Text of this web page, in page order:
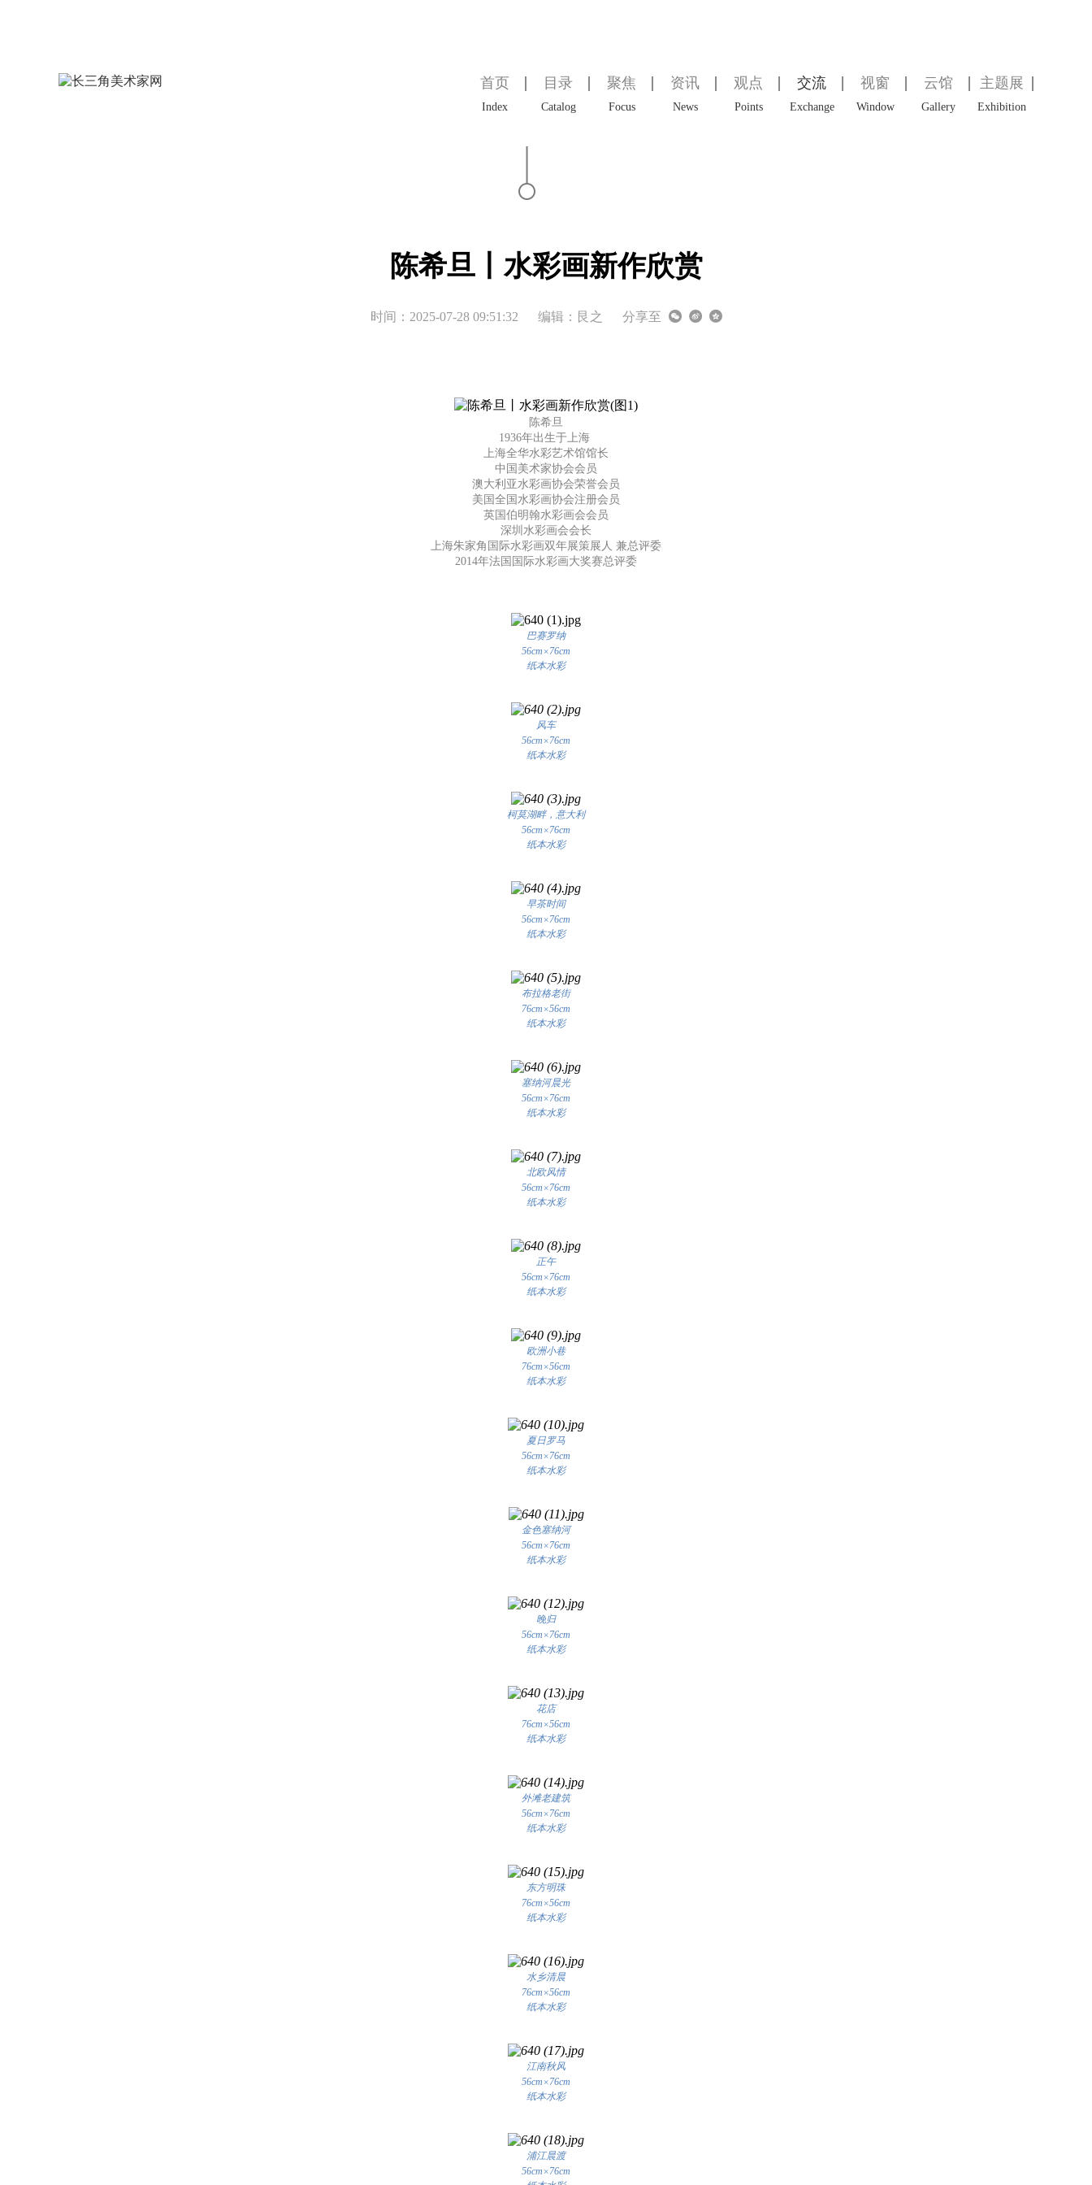
首页
Index
目录
Catalog
聚焦
Focus
资讯
News
观点
Points
交流
Exchange
视窗
Window
云馆
Gallery
主题展
Exhibition
陈希旦丨水彩画新作欣赏
时间：2025-07-28 09:51:32 编辑：艮之 分享至
陈希旦
1936年出生于上海
上海全华水彩艺术馆馆长
中国美术家协会会员
澳大利亚水彩画协会荣誉会员
美国全国水彩画协会注册会员
英国伯明翰水彩画会会员
深圳水彩画会会长
上海朱家角国际水彩画双年展策展人 兼总评委
2014年法国国际水彩画大奖赛总评委
巴赛罗纳
56cm×76cm
纸本水彩
风车
56cm×76cm
纸本水彩
柯莫湖畔，意大利
56cm×76cm
纸本水彩
早茶时间
56cm×76cm
纸本水彩
布拉格老街
76cm×56cm
纸本水彩
塞纳河晨光
56cm×76cm
纸本水彩
北欧风情
56cm×76cm
纸本水彩
正午
56cm×76cm
纸本水彩
欧洲小巷
76cm×56cm
纸本水彩
夏日罗马
56cm×76cm
纸本水彩
金色塞纳河
56cm×76cm
纸本水彩
晚归
56cm×76cm
纸本水彩
花店
76cm×56cm
纸本水彩
外滩老建筑
56cm×76cm
纸本水彩
东方明珠
76cm×56cm
纸本水彩
水乡清晨
76cm×56cm
纸本水彩
江南秋风
56cm×76cm
纸本水彩
浦江晨渡
56cm×76cm